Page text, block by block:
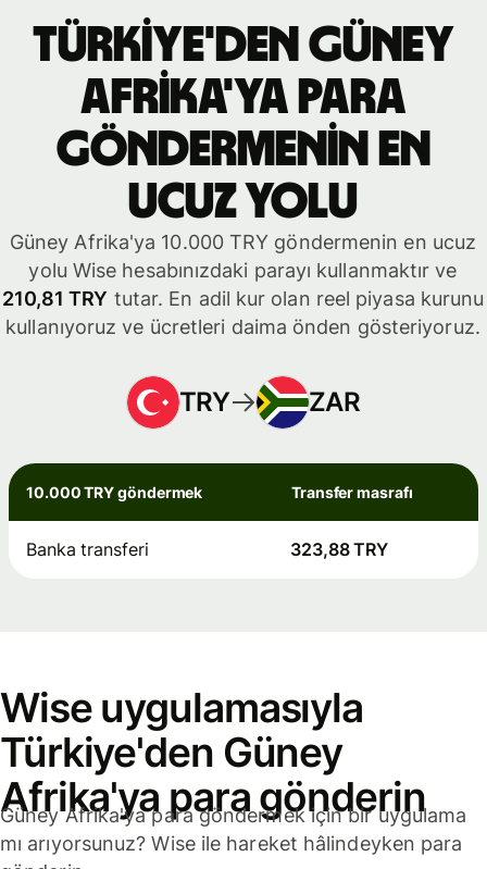
Türkiye'den Güney
Afrika'ya para
göndermenin en
ucuz yolu
Güney Afrika'ya 10.000 TRY göndermenin en ucuz
yolu Wise hesabınızdaki parayı kullanmaktır ve
210,81 TRY tutar. En adil kur olan reel piyasa kurunu
kullanıyoruz ve ücretleri daima önden gösteriyoruz.
TRY ZAR
10.000 TRY göndermek Transfer masrafı
Banka transferi 323,88 TRY
Wise uygulamasıyla
Türkiye'den Güney
Afrika'ya para gönderin
Güney Afrika'ya para göndermek için bir uygulama
mı arıyorsunuz? Wise ile hareket hâlindeyken para